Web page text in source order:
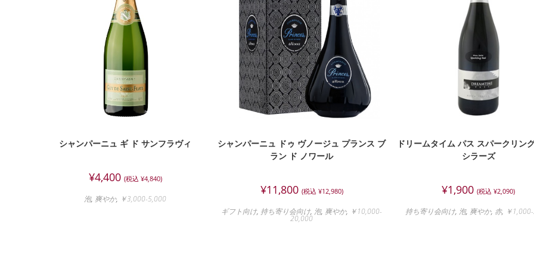
シャンパーニュ ギ ド サンフラヴィ
¥4,400 (税込 ¥4,840)
泡, 爽やか, ￥3,000-5,000
シャンパーニュ ドゥ ヴノージュ プランス ブ
ラン ド ノワール
¥11,800 (税込 ¥12,980)
ギフト向け, 持ち寄り会向け,泡, 爽やか, ￥10,000-
20,000
ドリームタイム パス スパークリン
シラーズ
¥1,900 (税込¥2,090)
持ち寄り会向け, 泡, 爽やか, 赤, ￥